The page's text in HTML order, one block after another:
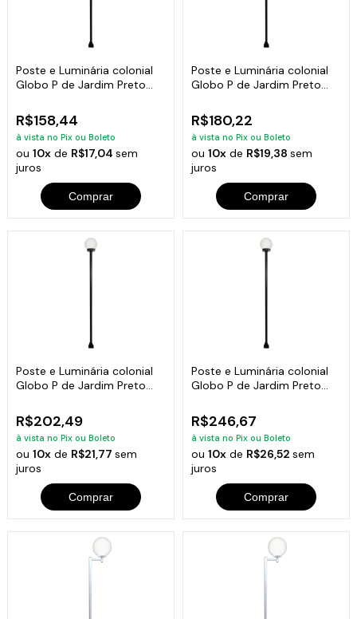
Poste e Luminária colonial
Globo P de Jardim Preto
R$158,44
à vista no Pix ou Boleto
ou10x de R$17,04sem
juros
Comprar
Poste e Luminária colonial
Globo P de Jardim Preto
R$180,22
à vista no Pix ou Boleto
ou 10xde R$19,38 sem
juros
Comprar
Poste e Luminária colonial
Globo P de Jardim Preto
R$202,49
à vista no Pix ou Boleto
ou10x de R$21,77sem
juros
Comprar
Poste e Luminária colonial
Globo P de Jardim Preto
R$246,67
à vista no Pix ou Boleto
ou 10xde R$26,52 sem
juros
Comprar